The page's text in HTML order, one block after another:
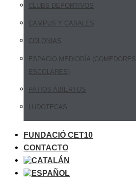
CLUBS DEPORTIVOS
CAMPUS Y CASALES
COLONIAS
ESPACIO MEDIODÍA (COMEDORES
ESCOLARES)
PATIOS ABIERTOS
LUDOTECAS
FUNDACIÓ CET10
CONTACTO